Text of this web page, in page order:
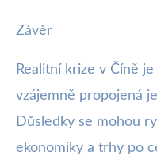
Závěr
Realitní krize v Číně
vzájemně propojená
Důsledky se mohou
ekonomiky a trhy po